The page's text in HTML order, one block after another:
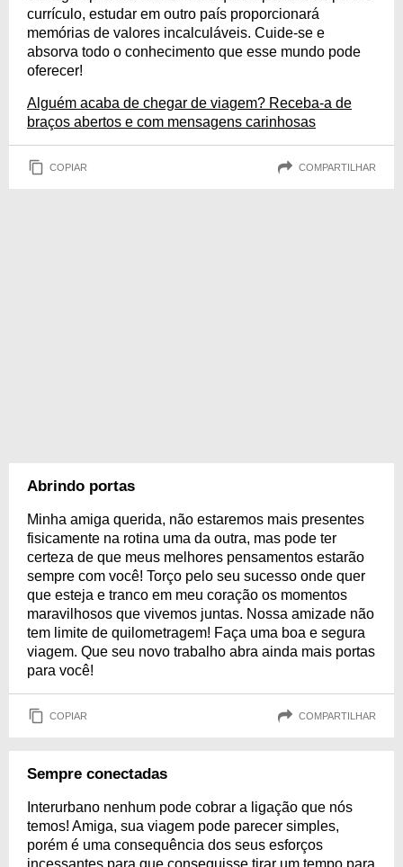
currículo, estudar em outro país proporcionará
memórias de valores incalculáveis. Cuide-se e
absorva todo o conhecimento que esse mundo pode
oferecer!
Alguém acaba de chegar de viagem? Receba-a de
braços abertos e com mensagens carinhosas
COPIAR COMPARTILHAR
Abrindo portas
Minha amiga querida, não estaremos mais presentes
fisicamente na rotina uma da outra, mas pode ter
certeza de que meus melhores pensamentos estarão
sempre com você! Torço pelo seu sucesso onde quer
que esteja e tranco em meu coração os momentos
maravilhosos que vivemos juntas. Nossa amizade não
tem limite de quilometragem! Faça uma boa e segura
viagem. Que seu novo trabalho abra ainda mais portas
para você!
COPIAR COMPARTILHAR
Sempre conectadas
Interurbano nenhum pode cobrar a ligação que nós
temos! Amiga, sua viagem pode parecer simples,
porém é uma consequência dos seus esforços
incessantes para que conseguisse tirar um tempo para